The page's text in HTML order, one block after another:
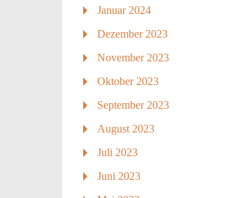
Januar 2024
Dezember 2023
November 2023
Oktober 2023
September 2023
August 2023
Juli 2023
Juni 2023